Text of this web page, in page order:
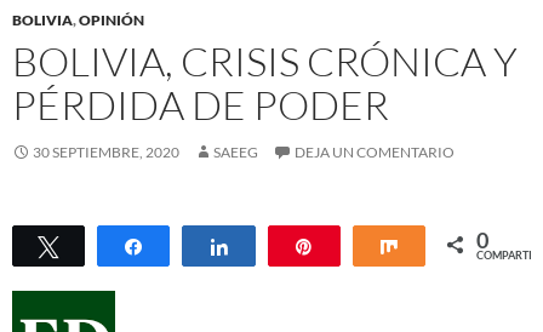
BOLIVIA,OPINIÓN
BOLIVIA, CRISIS CRÓNICA Y
PÉRDIDA DE PODER
30 SEPTIEMBRE, 2020 SAEEG DEJA UN COMENTARIO
Twittear Compartir Compartir Compartir
0
COMPARTIR